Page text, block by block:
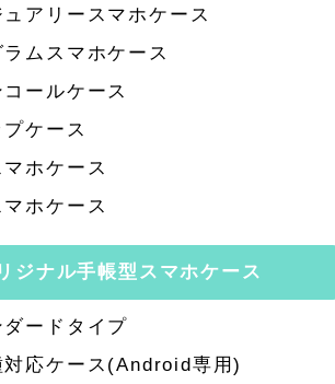
ュアリースマホケース
ムスマホケース
ールケース
ケース
ホケース
ホケース
ジナル手帳型スマホケース
ダードタイプ
対応ケース(Android専用)